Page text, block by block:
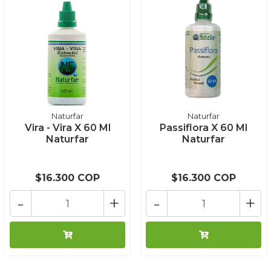
Naturfar
Vira - Vira X 60 Ml
Naturfar
$16.300 COP
+
-
Naturfar
Passiflora X 60 Ml
Naturfar
$16.300 COP
+
-